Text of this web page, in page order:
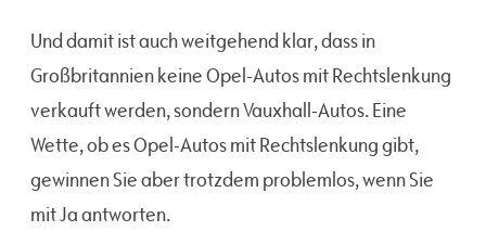
Und damit ist auch weitgehend klar, dass in
Großbritannien keine Opel-Autos mit Rechtslenkung
verkauft werden, sondern Vauxhall-Autos. Eine
Wette, ob es Opel-Autos mit Rechtslenkung gibt,
gewinnen Sie aber trotzdem problemlos, wenn Sie
mit Ja antworten.